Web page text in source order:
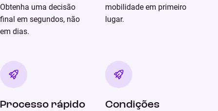
Obtenha uma decisão
final em segundos, não
em dias.
mobilidade em primeiro
lugar.
Processo rápido
Condições